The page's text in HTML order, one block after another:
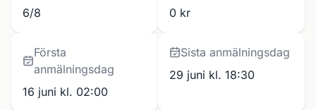
6/8
0 kr
Första
anmälningsdag
16 juni kl. 02:00
Sista anmälningsdag
29 juni kl. 18:30